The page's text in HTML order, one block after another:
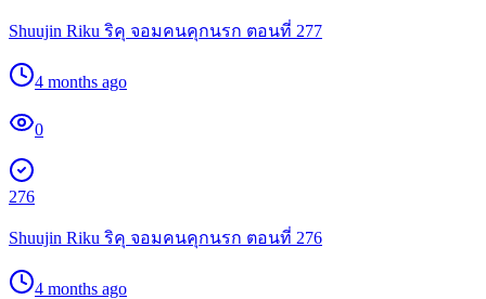
Shuujin Riku ริคุ จอมคนคุกนรก ตอนที่ 277
4 months ago
0
276
Shuujin Riku ริคุ จอมคนคุกนรก ตอนที่ 276
4 months ago